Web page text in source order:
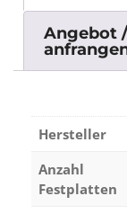
Angebot
Hersteller
Anzahl
Festplatten